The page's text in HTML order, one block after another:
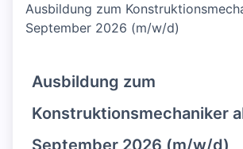
Ausbildung zum
September 2026 (m/w/d)
Ausbildung zum
Konstruktionsmechaniker
September 2026 (m/w/d)